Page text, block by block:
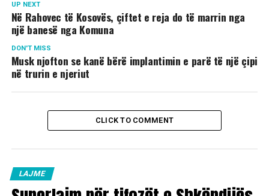
UP NEXT
Në Rahovec të Kosovës, çiftet e reja do të marrin nga
një banesë nga Komuna
DON'T MISS
Musk njofton se kanë bërë implantimin e parë të një çipi
në trurin e njeriut
CLICK TO COMMENT
LAJME